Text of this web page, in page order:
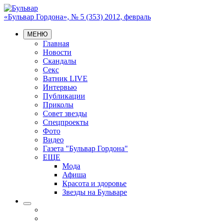
«Бульвар Гордона», № 5 (353) 2012, февраль
МЕНЮ
Главная
Новости
Скандалы
Секс
Ватник LIVE
Интервью
Публикации
Приколы
Совет звезды
Спецпроекты
Фото
Видео
Газета "Бульвар Гордона"
ЕЩЕ
Мода
Афиша
Красота и здоровье
Звезды на Бульваре